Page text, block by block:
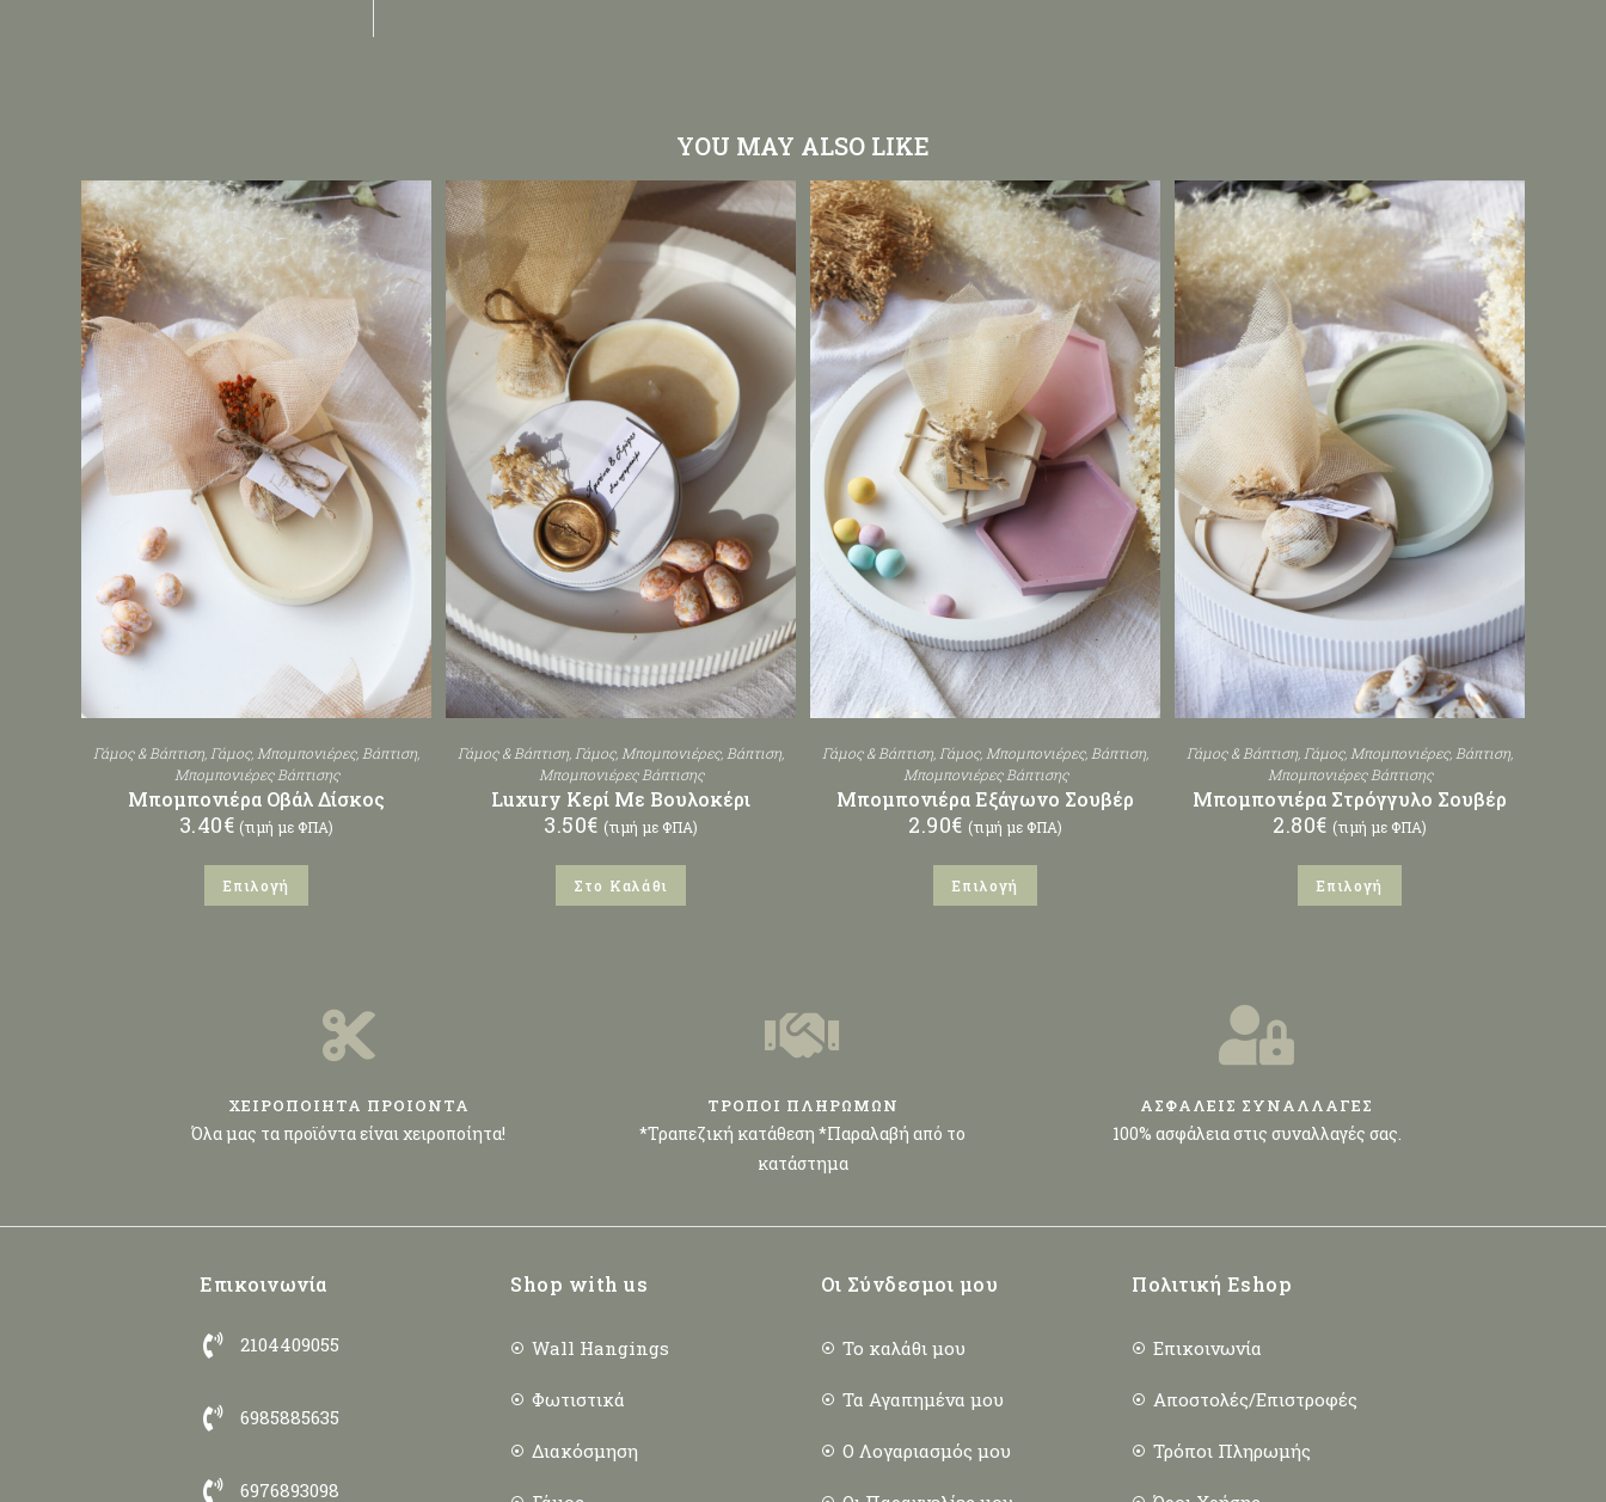
YOU MAY ALSO LIKE
Γάμος & Βάπτιση Γάμος, Μπομπονιέρες, Βάπτιση
Μπομπονιέρες Βάπτισης
Μπομπονιέρα Οβάλ Δίσκος
3.40€ (τιμή με ΦΠΑ)
Επιλογή
Γάμος & Βάπτιση Γάμος, Μπομπονιέρες, Βάπτιση
Μπομπονιέρες Βάπτισης
Luxury Κερί Με Βουλοκέρι
3.50€ (τιμή με ΦΠΑ)
Στο Καλάθι
Γάμος & Βάπτιση Γάμος, Μπομπονιέρες, Βάπτιση
Μπομπονιέρες Βάπτισης
Μπομπονιέρα Εξάγωνο Σουβέρ
2.90€ (τιμή με ΦΠΑ)
Επιλογή
Γάμος & Βάπτιση Γάμος, Μπομπονιέρες, Βάπτιση
Μπομπονιέρες Βάπτισης
Μπομπονιέρα Στρόγγυλο Σουβέρ
2.80€ (τιμή με ΦΠΑ)
Επιλογή
ΧΕΙΡΟΠΟΙΗΤΑ ΠΡΟΙΟΝΤΑ
Όλα μας τα προϊόντα είναι χειροποίητα!
ΤΡΟΠΟΙ ΠΛΗΡΩΜΩΝ
*Τραπεζική κατάθεση *Παραλαβή από το
κατάστημα
ΑΣΦΑΛΕΙΣ ΣΥΝΑΛΛΑΓΕΣ
100% ασφάλεια στις συναλλαγές σας.
Επικοινωνία
2104409055
6985885635
6976893098
Shop with us
Wall Hangings
Φωτιστικά
Διακόσμηση
Οι Σύνδεσμοι μου
Το καλάθι μου
Τα Αγαπημένα μου
Ο Λογαριασμός μου
Πολιτική Eshop
Επικοινωνία
Αποστολές/Επιστροφές
Τρόποι Πληρωμής